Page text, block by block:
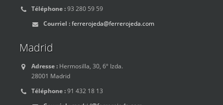
Téléphone :93 280 59 59
Courriel :ferrerojeda@ferrerojeda.com
Madrid
Adresse : Hermosilla, 30, 6º Izda.
28001 Madrid
Téléphone :91 432 18 13